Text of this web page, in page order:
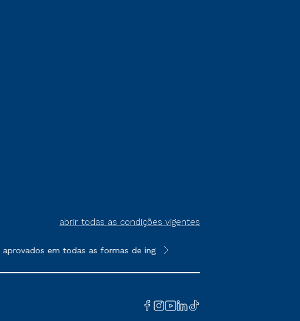
abrir todas as condições vigentes
em todas as formas de ingresso, exceto na prova on-line
**Semipresencial é um formato do